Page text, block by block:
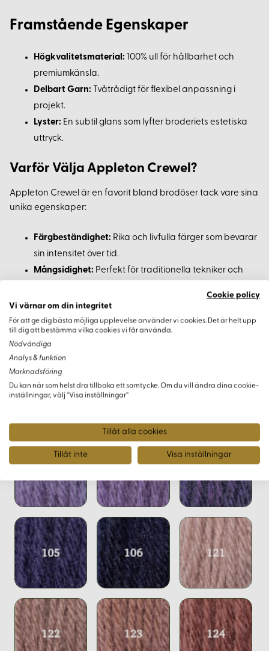
Framstående Egenskaper
Högkvalitetsmaterial: 100% ull för hållbarhet och
premiumkänsla.
Delbart Garn: Tvåtrådigt för flexibel anpassning i
projekt.
Lyster: En subtil glans som lyfter broderiets estetiska
uttryck.
Varför Välja Appleton Crewel?
Appleton Crewel är en favorit bland brodöser tack vare sina
unika egenskaper:
Färgbeständighet: Rika och livfulla färger som bevarar
sin intensitet över tid.
Mångsidighet: Perfekt för traditionella tekniker och
Dekorativt Användbar:
uttryck och eleganta lagningar.
Cookie policy
Vi värnar om din integritet
För att ge dig bästa möjliga upplevelse använder vi cookies. Det är helt upp
till dig att bestämma vilka cookies vi får använda.
Nödvändiga
Analys & funktion
Marknadsföring
Du kan när som helst dra tillbaka ett samtycke. Om du vill ändra dina cookie-
inställningar, välj “Visa inställningar”
Tillåt alla cookies
Tillåt inte Visa inställningar